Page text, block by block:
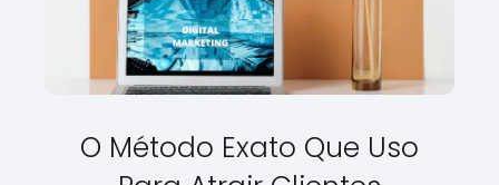
O Método Exato Que Uso